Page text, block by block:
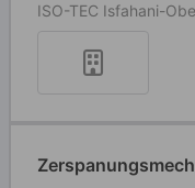
ISO-TEC Isfahani-